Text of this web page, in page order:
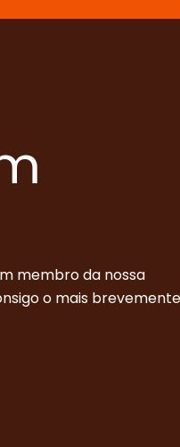
membro da nossa
o mais brevemente